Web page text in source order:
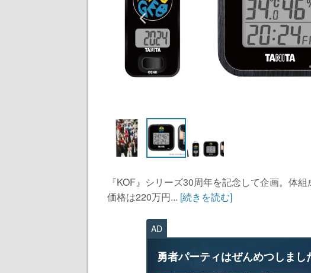
『KOF』シリーズ30周年を記念して企画。体
価格は220万円... [続きを読む]
AD
勇者パーティはぜんめつしまし